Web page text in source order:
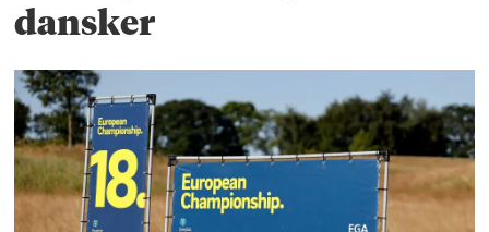
dansker